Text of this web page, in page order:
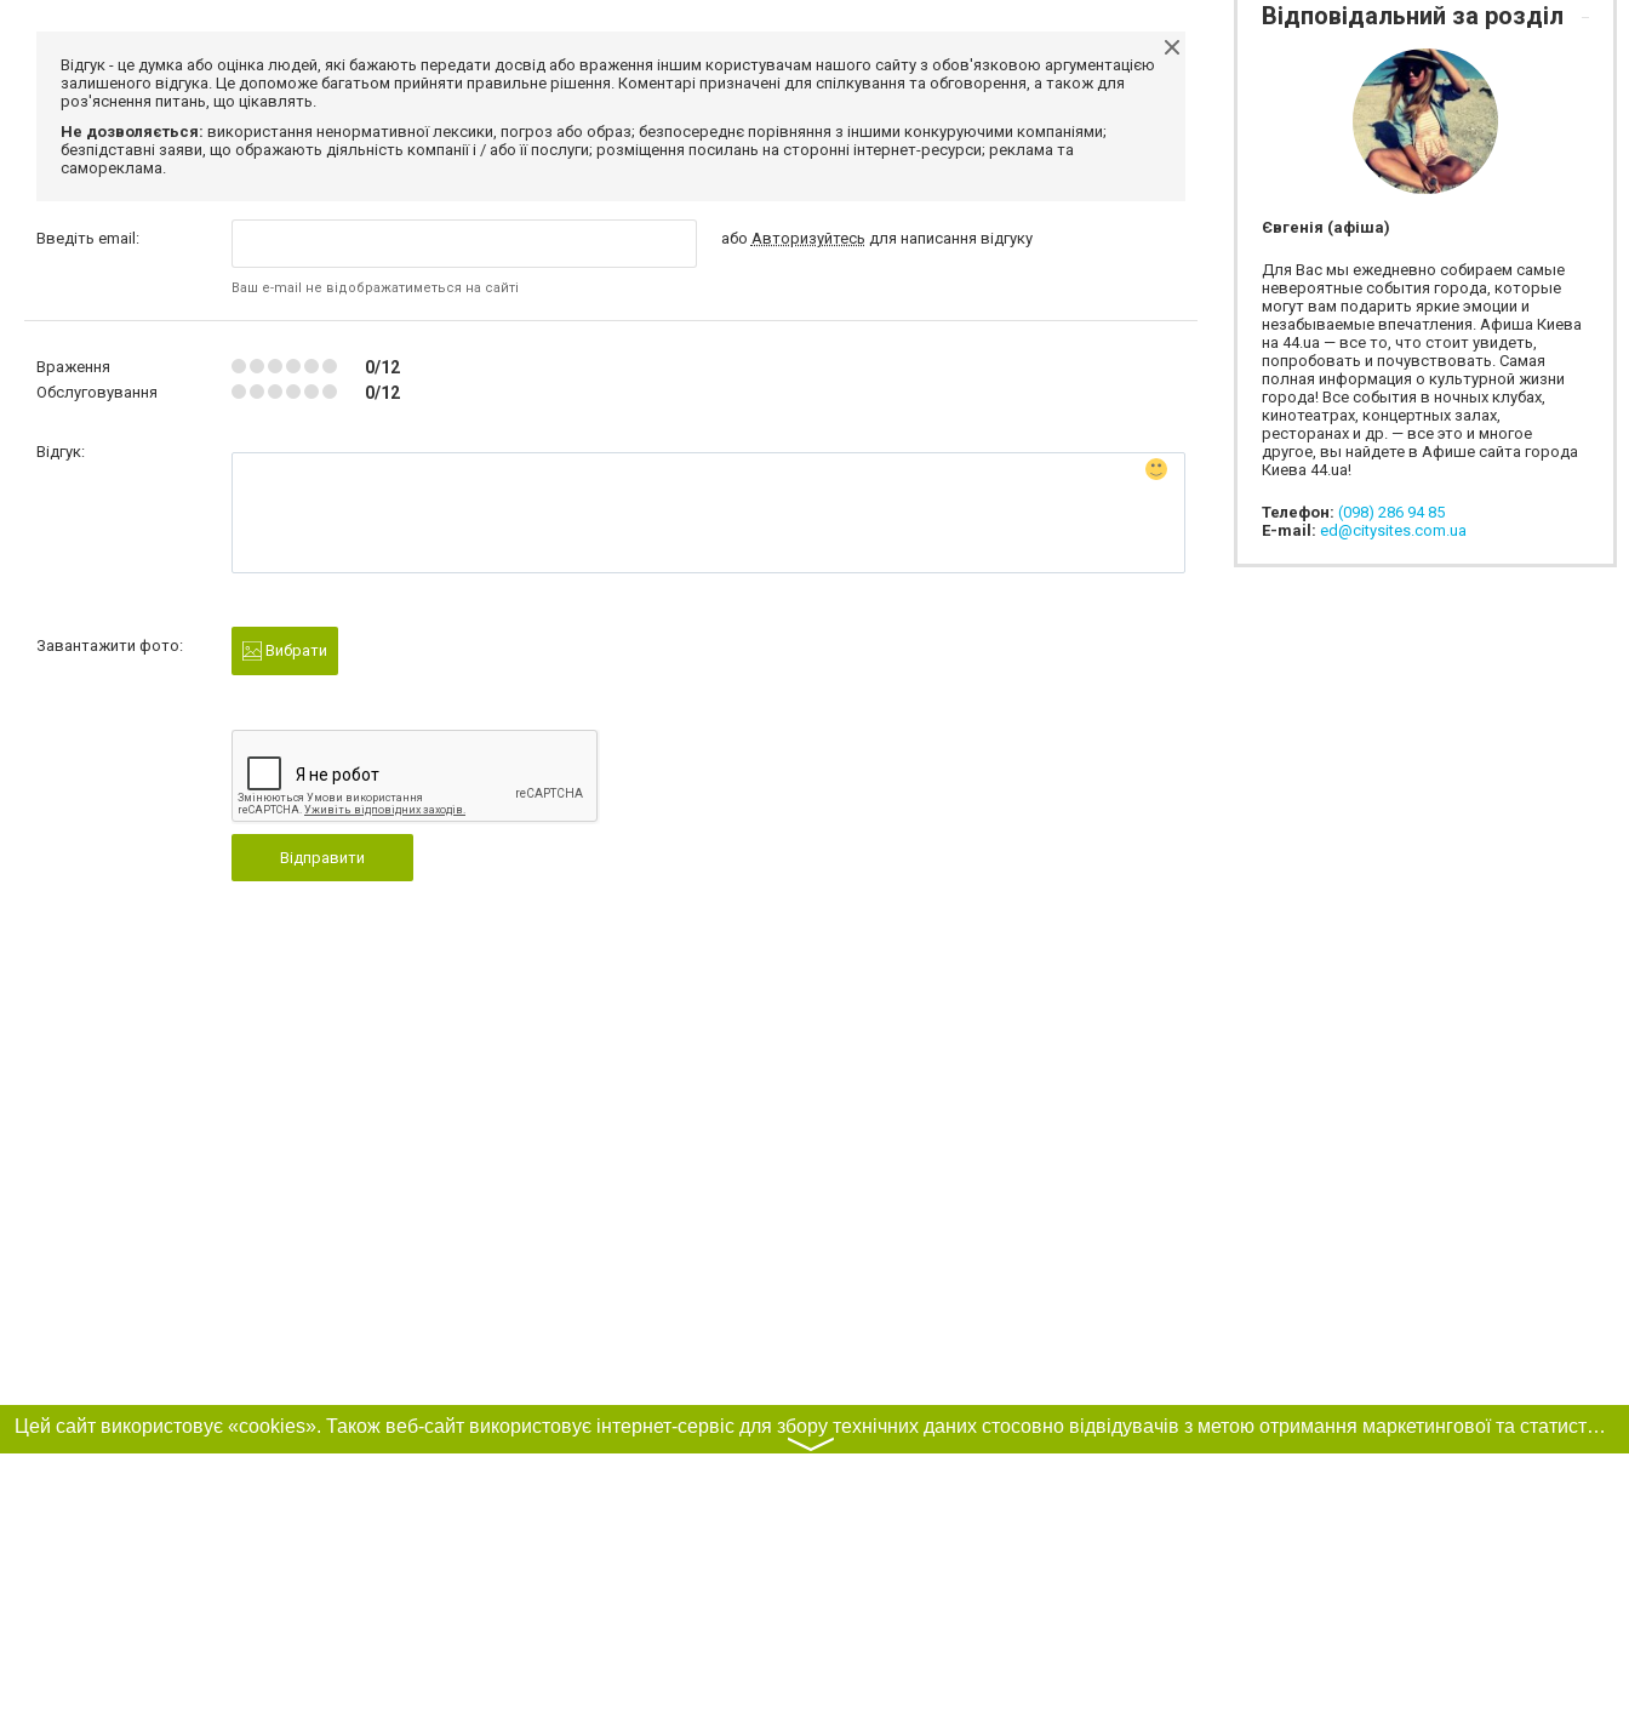
Відгук - це думка або оцінка людей, які бажають передати досвід або враження іншим користувачам нашого сайту з обов'язковою аргументацією
залишеного відгука. Це допоможе багатьом прийняти правильне рішення. Коментарі призначені для спілкування та обговорення, а також для
роз'яснення питань, що цікавлять.
Не дозволяється: використання ненормативної лексики, погроз або образ; безпосереднє порівняння з іншими конкуруючими компаніями;
безпідставні заяви, що ображають діяльність компанії і / або її послуги; розміщення посилань на сторонні інтернет-ресурси; реклама та
самореклама.
Введіть email:
Ваш e-mail не відображатиметься на сайті
або Авторизуйтесь для написання відгуку
Враження 0/12
Обслуговування 0/12
Відгук:
Завантажити фото: Вибрати
Відправити
Відповідальний за розділ
Євгенія (афіша)
Для Вас мы ежедневно собираем самые
невероятные события города, которые
могут вам подарить яркие эмоции и
незабываемые впечатления. Афиша Киева
на 44.ua — все то, что стоит увидеть,
попробовать и почувствовать. Самая
полная информация о культурной жизни
города! Все события в ночных клубах,
кинотеатрах, концертных залах,
ресторанах и др. — все это и многое
другое, вы найдете в Афише сайта города
Киева 44.ua!
Телефон: (098) 286 94 85
E-mail: ed@citysites.com.ua
Цей сайт використовує «cookies». Також веб-сайт використовує інтернет-сервіс для збору технічних даних стосовно відвідувачів з метою отримання маркетингової та статистичної інформації. Умови обробки даних відвідувачів сайту див.
〉